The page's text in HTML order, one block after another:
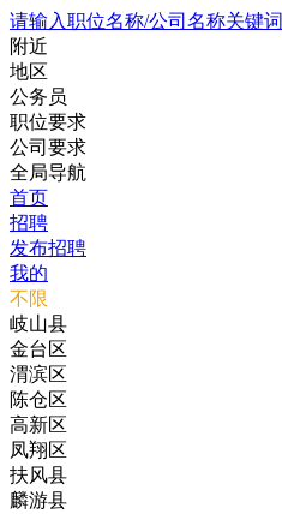
请输入职位名称/公司名称关键词
附近
地区
公务员
职位要求
公司要求
全局导航
首页
招聘
发布招聘
我的
不限
岐山县
金台区
渭滨区
陈仓区
高新区
凤翔区
扶风县
麟游县